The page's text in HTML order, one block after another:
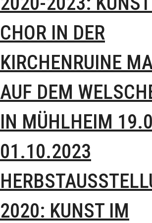
CHOR IN DER
KIRCHENRUINE
AUF DEM
IN MÜHLHEIM
01.10.2023
2020: KUNST IM